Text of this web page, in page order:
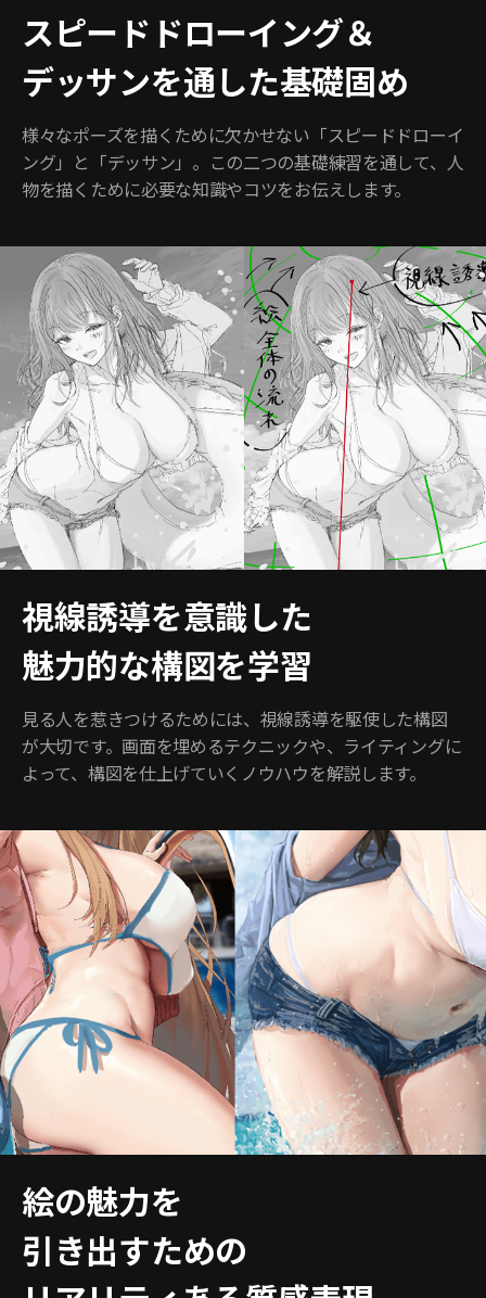
スピードドローイング＆
デッサンを通した基礎固め
様々なポーズを描くために欠かせない「スピードドローイ
ング」と「デッサン」。この二つの基礎練習を通して、人
物を描くために必要な知識やコツをお伝えします。
視線誘導を意識した
魅力的な構図を学習
見る人を惹きつけるためには、視線誘導を駆使した構図
が大切です。画面を埋めるテクニックや、ライティングに
よって、構図を仕上げていくノウハウを解説します。
絵の魅力を
引き出すための